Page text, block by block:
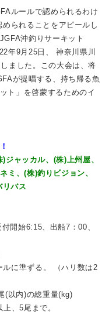
ルールで認められるわけ
られることをアピールし
沖釣りサーキット
年9月25日、 神奈川県川
ました。この大会は、将
が提唱する、持ち帰る魚
ト」を啓蒙するためのイ
ャッカル、(株)上州屋、
ミ、(株)釣りビジョン、
リバス
始6:15、出船7：00、
準ずる。 （ハリ数は2
以内)の総重量(kg)
、5尾まで。